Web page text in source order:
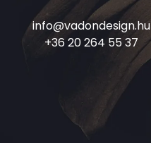
info@vadondesign.hu
+36 20 264 55 37